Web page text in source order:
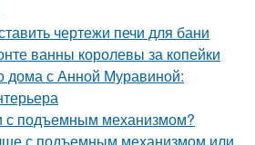
чертежи печи для бани
ванны королевы за копейки
дома с Анной Муравиной:
с подъемным механизмом?
с подъемным механизмом или